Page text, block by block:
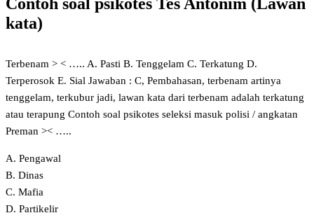
Contoh soal psikotes Tes Antonim (Lawan
kata)
Terbenam > < ….. A. Pasti B. Tenggelam C. Terkatung D.
Terperosok E. Sial Jawaban : C, Pembahasan, terbenam artinya
tenggelam, terkubur jadi, lawan kata dari terbenam adalah terkatung
atau terapung Contoh soal psikotes seleksi masuk polisi / angkatan
Preman >< …..
A. Pengawal
B. Dinas
C. Mafia
D. Partikelir